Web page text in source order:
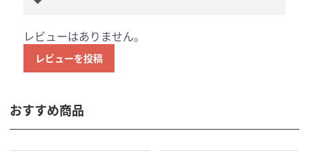
レビューはありません。
レビューを投稿
おすすめ商品